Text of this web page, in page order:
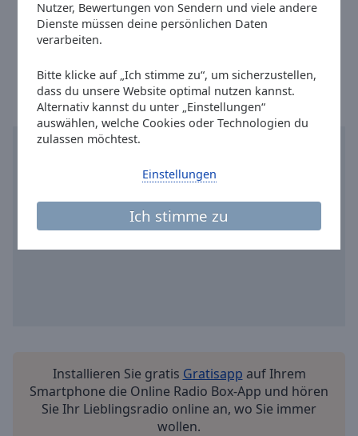
Nutzer, Bewertungen von Sendern und viele andere
Dienste müssen deine persönlichen Daten
verarbeiten.
Bitte klicke auf „Ich stimme zu“, um sicherzustellen,
dass du unsere Website optimal nutzen kannst.
Alternativ kannst du unter „Einstellungen“
auswählen, welche Cookies oder Technologien du
zulassen möchtest.
Ich stimme zu
Einstellungen
dialog
window.
Twitter:
@ANTENNEMUENSTER
Instagram: @antennemuenster
Installieren Sie gratis Gratisapp auf Ihrem
Smartphone die Online Radio Box-App und hören
Sie Ihr Lieblingsradio online an, wo Sie immer
wollen.